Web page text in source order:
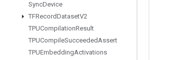
SyncDevice
TFRecordDatasetV2
TPUCompilationResult
TPUCompileSucceededAssert
TPUEmbeddingActivations